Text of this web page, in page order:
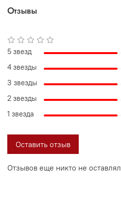
Отзывы
Отзывов еще никто не оставлял
5 звезд
4 звезды
3 звезды
2 звезды
1 звезда
Оставить отзыв